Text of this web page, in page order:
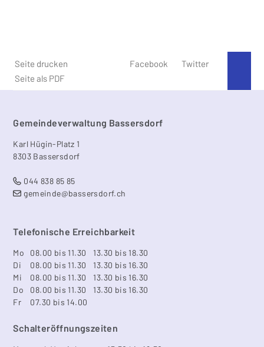
Seite drucken
Seite als PDF
Facebook Twitter
Footer
Gemeindeverwaltung Bassersdorf
Karl Hügin-Platz 1
8303 Bassersdorf
044 838 85 85
gemeinde@bassersdorf.ch
Telefonische Erreichbarkeit
Mo 08.00 bis 11.30
13.30 bis 18.30
Di
08.00 bis 11.30
13.30 bis 16.30
Mi
08.00 bis 11.30
13.30 bis 16.30
Do
08.00 bis 11.30
13.30 bis 16.30
Fr
07.30 bis 14.00
Schalteröffnungszeiten